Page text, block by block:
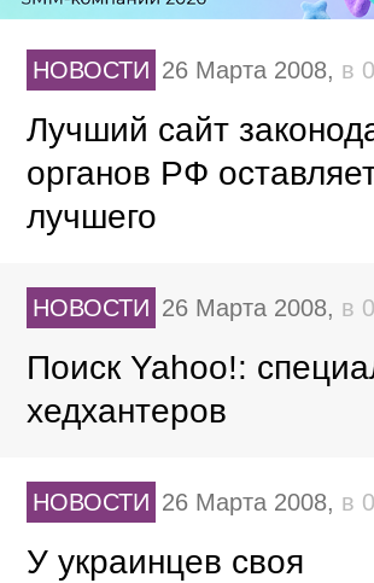
НОВОСТИ 26 Марта 2008, в
Лучший сайт
органов РФ
лучшего
НОВОСТИ 26 Марта 2008, в
Поиск Yahoo!:
хедхантеров
НОВОСТИ 26 Марта 2008, в
У украинцев своя